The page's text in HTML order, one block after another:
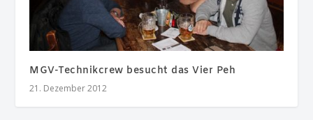
MGV-Technikcrew besucht das Vier Peh
21. Dezember 2012